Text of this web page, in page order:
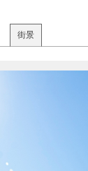
街景